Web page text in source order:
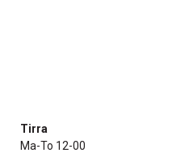
Tirra
Ma-To 12-00